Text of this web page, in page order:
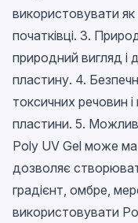
використовувати як
початківці. 3.
природний вигляд і
пластину. 4.
токсичних речовин
пластини. 5.
Poly UV Gel може
дозволяє
градієнт, омбре,
використовувати